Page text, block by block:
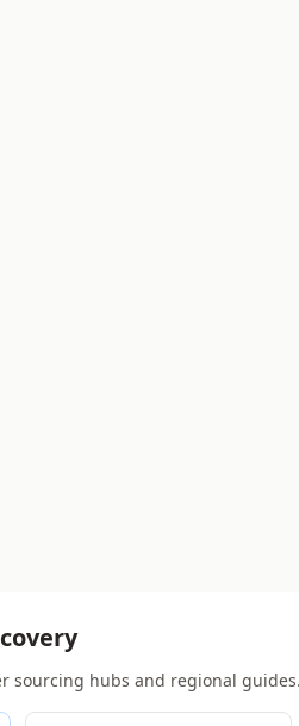
sourcing hubs and regional guides.